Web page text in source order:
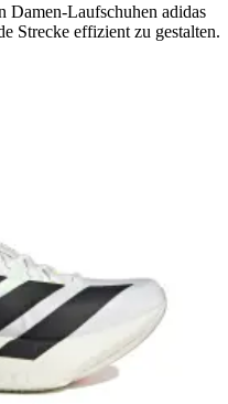
Damen-Laufschuhen adidas
Strecke effizient zu gestalten.